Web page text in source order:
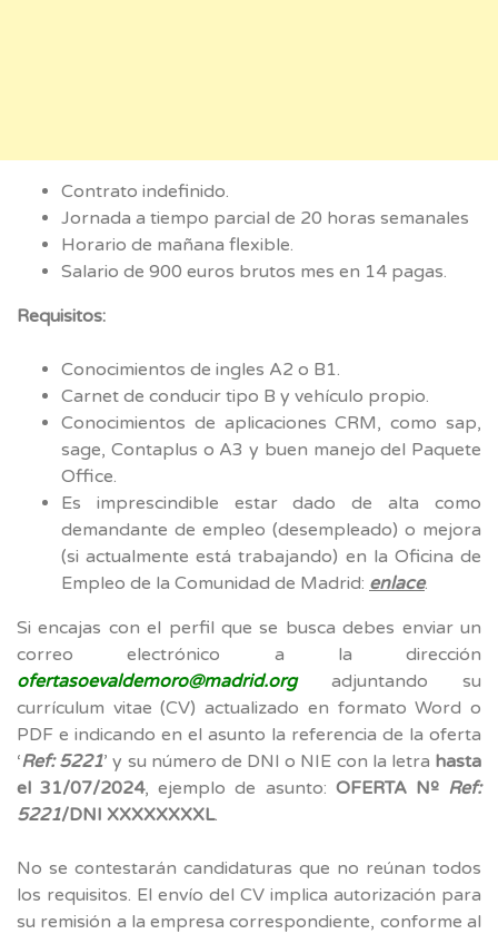
Contrato indefinido.
Jornada a tiempo parcial de 20 horas semanales
Horario de mañana flexible.
Salario de 900 euros brutos mes en 14 pagas.
Requisitos:
Conocimientos de ingles A2 o B1.
Carnet de conducir tipo B y vehículo propio.
Conocimientos de aplicaciones CRM, como sap,
sage, Contaplus o A3 y buen manejo del Paquete
Office.
Es imprescindible estar dado de alta como
demandante de empleo (desempleado) o mejora
(si actualmente está trabajando) en la Oficina de
Empleo de la Comunidad de Madrid: enlace.
Si encajas con el perfil que se busca debes enviar un
correo electrónico a la dirección
ofertasoevaldemoro@madrid.orgadjuntando su
currículum vitae (CV) actualizado en formato Word o
PDF e indicando en el asunto la referencia de la oferta
‘Ref: 5221’ y su número de DNI o NIE con la letra hasta
el 31/07/2024, ejemplo de asunto: OFERTA Nº Ref:
5221/DNI XXXXXXXXL.
No se contestarán candidaturas que no reúnan todos
los requisitos. El envío del CV implica autorización para
su remisión a la empresa correspondiente, conforme al